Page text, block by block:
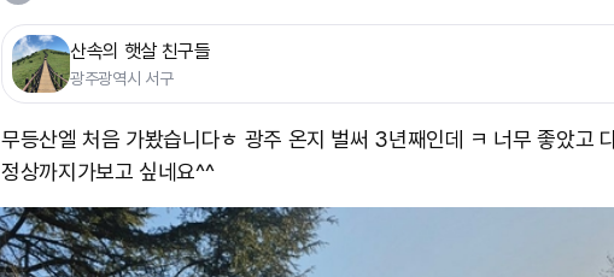
산속의 햇살 친구들
광주광역시 서구
무등산엘 처음 가봤습니다ㅎ 광주 온지 벌써 3년째인데 ㅋ 너무 좋았고
정상까지 ​가보고 싶네요^^